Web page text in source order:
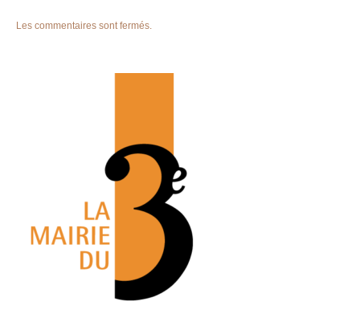
Les commentaires sont fermés.